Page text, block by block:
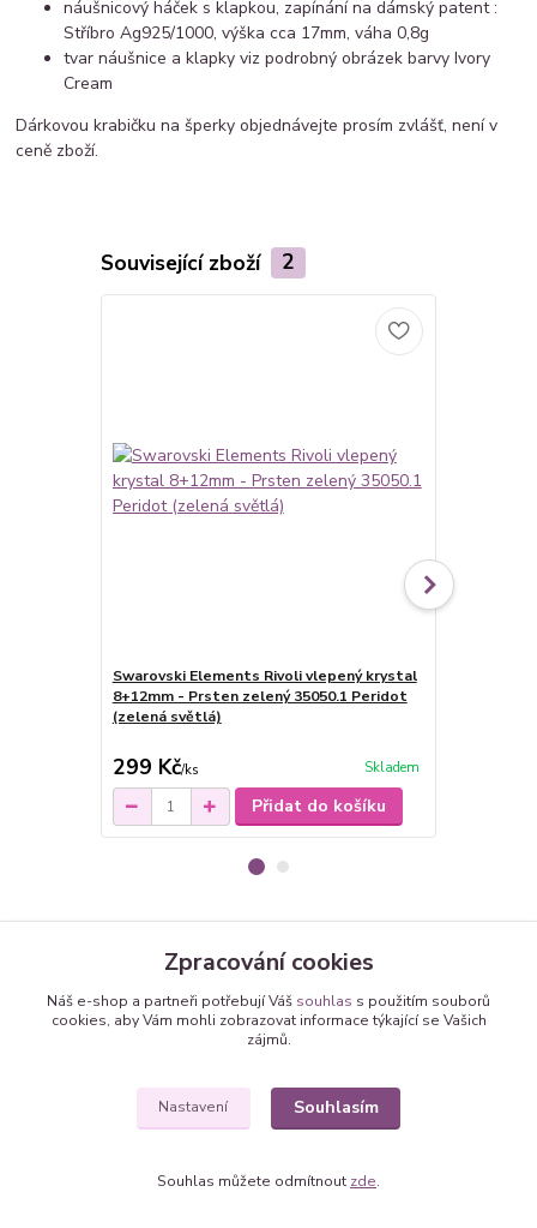
náušnicový háček s klapkou, zapínání na dámský patent :
Stříbro Ag925/1000, výška cca 17mm, váha 0,8g
tvar náušnice a klapky viz podrobný obrázek barvy Ivory
Cream
Dárkovou krabičku na šperky objednávejte prosím zvlášť, není v
ceně zboží.
Související zboží 2
Swarovski Elements Rivoli vlepený krystal
8+12mm - Prsten zelený 35050.1 Peridot
(zelená světlá)
299 Kč/ks Skladem
Přidat do košíku
Zboží zařazeno v kategoriích
Náušnice
Náušnice - vlepené SWAROVSKI krystaly
Zpracování cookies
Náš e-shop a partneři potřebují Váš souhlas s použitím souborů
cookies, aby Vám mohli zobrazovat informace týkající se Vašich
zájmů.
Nastavení Souhlasím
Souhlas můžete odmítnout zde.